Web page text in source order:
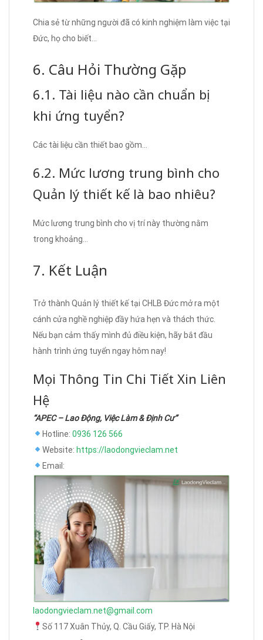
Chia sẻ từ những người đã có kinh nghiệm làm việc tại
Đức, họ cho biết…
6. Câu Hỏi Thường Gặp
6.1. Tài liệu nào cần chuẩn bị
khi ứng tuyển?
Các tài liệu cần thiết bao gồm…
6.2. Mức lương trung bình cho
Quản lý thiết kế là bao nhiêu?
Mức lương trung bình cho vị trí này thường nằm
trong khoảng…
7. Kết Luận
Trở thành Quản lý thiết kế tại CHLB Đức mở ra một
cánh cửa nghề nghiệp đầy hứa hẹn và thách thức.
Nếu bạn cảm thấy mình đủ điều kiện, hãy bắt đầu
hành trình ứng tuyển ngay hôm nay!
Mọi Thông Tin Chi Tiết Xin Liên
Hệ
“APEC – Lao Động, Việc Làm & Định Cư”
Hotline: 0936 126 566
Website: https://laodongvieclam.net
Email:
laodongvieclam.net@gmail.com
Số 117 Xuân Thủy, Q. Cầu Giấy, TP. Hà Nội